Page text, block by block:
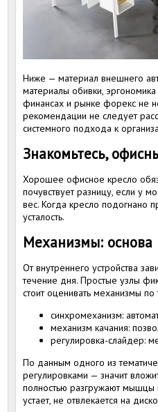
Ниже — материал внешнего
материалы обивки,
финансах и рынке форекс не
рекомендации не следует
системного подхода к
Знакомьтесь,
Хорошее офисное кресло
почувствует разницу, если у
вес. Когда кресло подогнано
усталость.
Механизмы: основа
От внутреннего устройства
течение дня. Простые узлы
стоит оценивать механизмы
синхромеханизм:
механизм качания:
регулировка-слайдер:
По данным одного из
регулировками — значит
полностью разгружают
устает, не отвлекается на